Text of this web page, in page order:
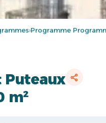
›Programme
m²